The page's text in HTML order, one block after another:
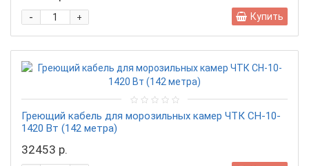
+
- Купить
Греющий кабель для морозильных камер ЧТК СН-10-
1420 Вт (142 метра)
32453 р.